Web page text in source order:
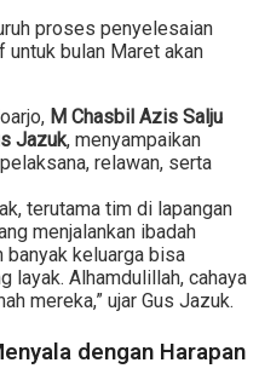
proses penyelesaian
untuk bulan Maret akan
M Chasbil Azis Salju
Jazuk, menyampaikan
relawan, serta
terutama tim di lapangan
menjalankan ibadah
banyak keluarga bisa
layak. Alhamdulillah, cahaya
mereka,” ujar Gus Jazuk.
dengan Harapan